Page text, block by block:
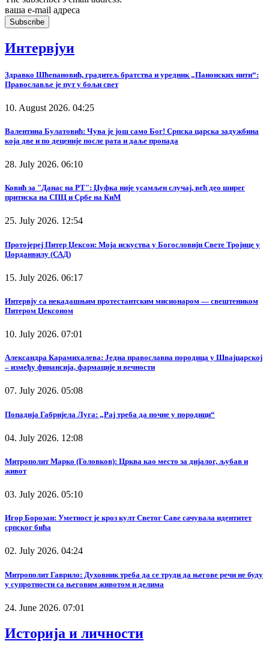
ваша е-mail адреса
Интервјуи
Здравко Шћепановић, градитељ братства и уредник „Панонских нити“:
Православље је пут у бољи свет
10. August 2026. 04:25
Валентина Булатовић: Чува је још само Бог! Српска царска задужбина
која две и по деценије после рата и даље пропада
28. July 2026. 06:10
Ковић за "Данас на РТ": Џуфка није усамљен случај, већ део ширег
притиска на СПЦ и Србе на КиМ
25. July 2026. 12:54
Протојереј Питер Џексон: Моја искуства у Богословији Свете Тројице у
Џорданвилу (САД)
15. July 2026. 06:17
Интервју са некадашњим протестантским мисионаром — свештеником
Питером Џексоном
10. July 2026. 07:01
Александра Карамихалева: Једна православна породица у Швајцарској
– између финансија, фармације и вечности
07. July 2026. 05:08
Попадија Габријела Луга: „Рај треба да почне у породици“
04. July 2026. 12:08
Митрополит Марко (Головков): Црква као место за дијалог, љубав и
живот
03. July 2026. 05:10
Игор Борозан: Уметност је кроз култ Светог Саве сачувала идентитет
српског бића
02. July 2026. 04:24
Митрополит Гаврило: Духовник треба да се труди да његове речи не буду
у супротности са његовим животом и делима
24. June 2026. 07:01
Историја и личности